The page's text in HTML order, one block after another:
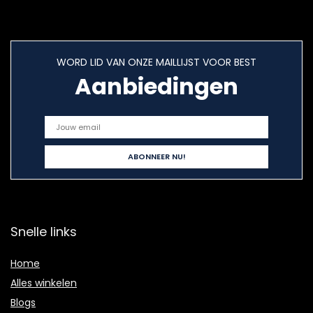
WORD LID VAN ONZE MAILLIJST VOOR BEST
Aanbiedingen
Snelle links
Home
Alles winkelen
Blogs